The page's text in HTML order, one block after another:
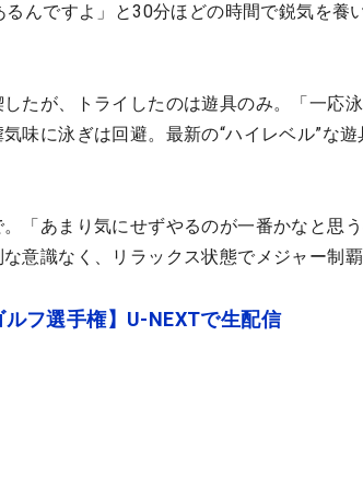
んですよ」と30分ほどの時間で鋭気を養
たが、トライしたのは遊具のみ。「一応
味に泳ぎは回避。最新の“ハイレベル”な
「あまり気にせずやるのが一番かなと思
意識なく、リラックス状態でメジャー制覇
ルフ選手権】U-NEXTで生配信